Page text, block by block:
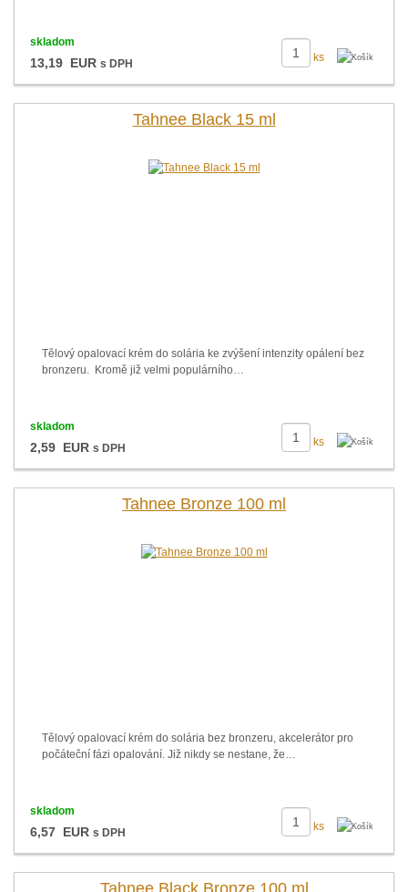
ks
skladom
13,19 EUR s DPH
Tahnee Black 15 ml
Tělový opalovací krém do solária ke zvýšení intenzity opálení bez
bronzeru. Kromě již velmi populárního…
ks
skladom
2,59 EUR s DPH
Tahnee Bronze 100 ml
Tělový opalovací krém do solária bez bronzeru, akcelerátor pro
počáteční fázi opalování. Již nikdy se nestane, že…
ks
skladom
6,57 EUR s DPH
Tahnee Black Bronze 100 ml